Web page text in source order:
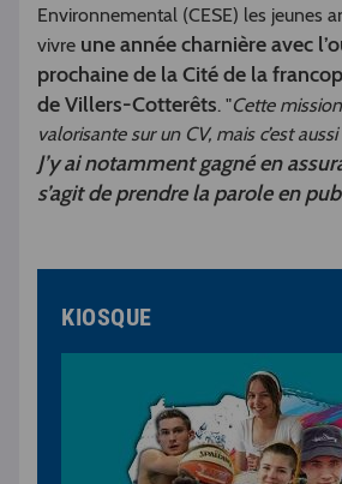
Environnemental (CESE) les jeunes
vivre une année charnière avec
prochaine de la Cité de la
de Villers-Cotterêts. "Cette
valorisante sur un CV, mais c’est
J’y ai notamment gagné en
s’agit de prendre la parole en
KIOSQUE